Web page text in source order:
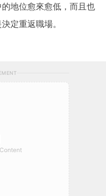
地位愈來愈低，而且也
定重返職場。